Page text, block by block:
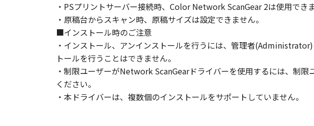
６．サポートおよびアップデート
キヤノン、キヤノンの子会社、関係会社、それらの販売代理
トウェア」の使用を支援すること、および「本ソフトウェア
て、いかなる責任も負うものではありません。
７．保証の否認・免責
ノンの関連会社、それらの販売代理店または販売店のいずれ
証を含め、いかなる保証も、明示たると黙示たるとを問わず
・PSプリントサーバー接続時、Color Network ScanGear 2は使用できま
・原稿台からスキャン時、原稿サイズは設定できません。
■インストール時のご注意
・インストール、アンインストールを行うには、管理者
トールを行うことはできません。
・制限ユーザーがNetwork ScanGearドライバーを使用するには、制
ください。
・本ドライバーは、複数個のインストールをサポートしていません。